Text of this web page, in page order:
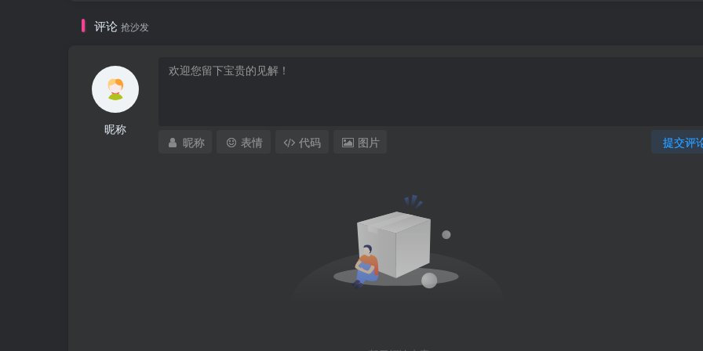
评论 抢沙发
昵称
提交评
昵称 表情 代码 图片